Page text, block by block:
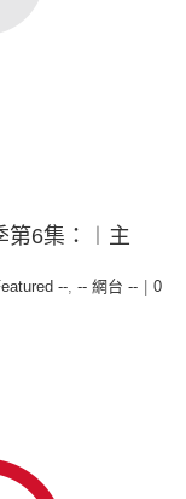
第6集：︱主
--, -- 網台 --
0